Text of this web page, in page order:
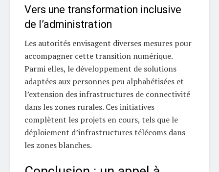
Vers une transformation inclusive
de l’administration
Les autorités envisagent diverses mesures pour
accompagner cette transition numérique.
Parmi elles, le développement de solutions
adaptées aux personnes peu alphabétisées et
l’extension des infrastructures de connectivité
dans les zones rurales. Ces initiatives
complètent les projets en cours, tels que le
déploiement d’infrastructures télécoms dans
les zones blanches.